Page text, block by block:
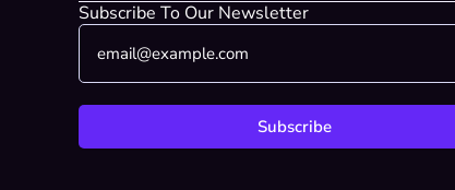
Subscribe To Our Newsletter
*
m
a
l
E
a
*
Subscribe